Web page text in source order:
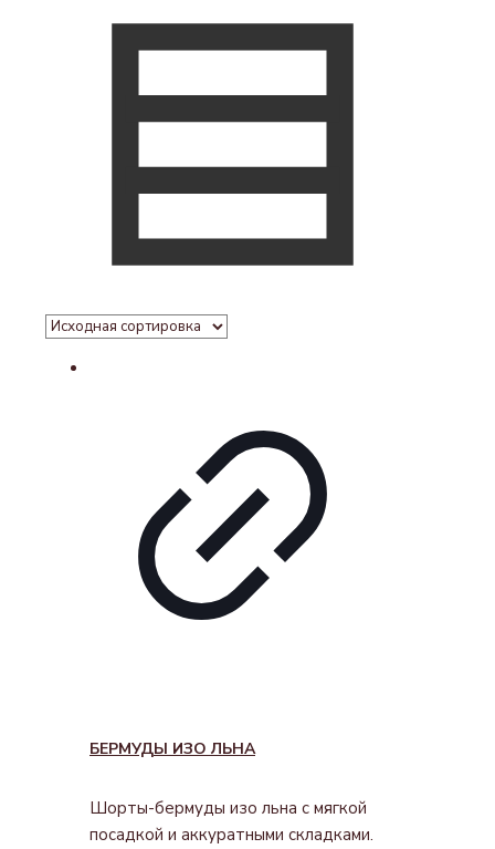
БЕРМУДЫ ИЗО ЛЬНА
Шорты-бермуды изо льна с мягкой
посадкой и аккуратными складками.